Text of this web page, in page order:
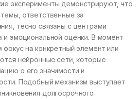
эксперименты демонстрируют, что
ответственные за
тесно связаны с центрами
и эмоциональной оценки. В момент
на конкретный элемент или
нейронные сети, которые
о его значимости и
Подобный механизм выступает
долгосрочного